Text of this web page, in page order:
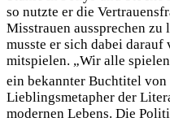
so nutzte er die
Misstrauen aussprechen zu
musste er sich dabei darauf
mitspielen. „Wir alle
ein bekannter Buchtitel
Lieblingsmetapher der
modernen Lebens. Die